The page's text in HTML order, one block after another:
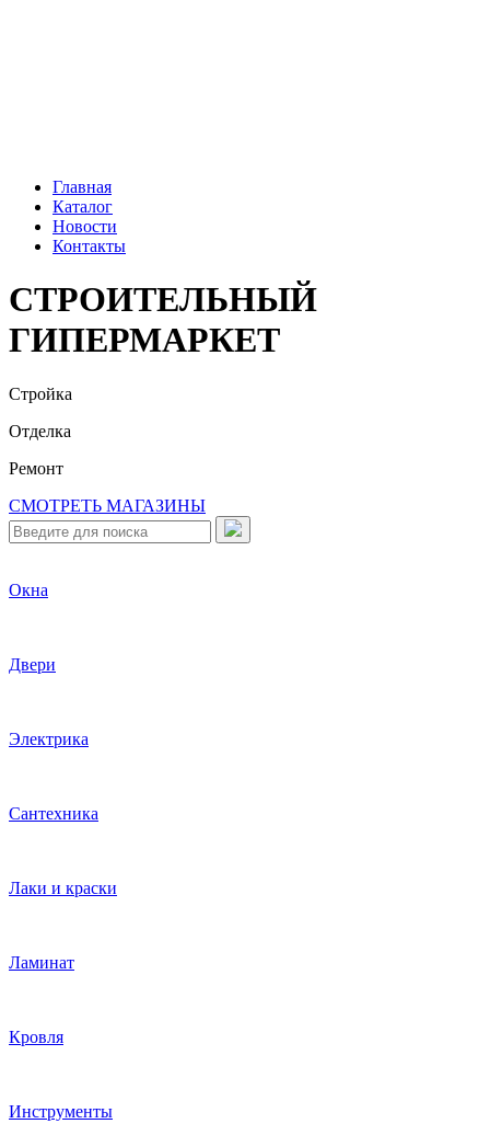
Главная
Каталог
Новости
Контакты
СТРОИТЕЛЬНЫЙ
ГИПЕРМАРКЕТ
Стройка
Отделка
Ремонт
СМОТРЕТЬ МАГАЗИНЫ
Окна
Двери
Электрика
Сантехника
Лаки и краски
Ламинат
Кровля
Инструменты